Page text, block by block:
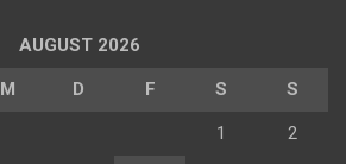
AUGUST 2026
M D F S S
1 2